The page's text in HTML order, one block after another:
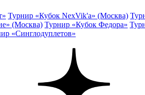
Турнир «Кубок NexVik'a» (Москва)
(Москва) Турнир «Кубок Федора»
«Синглодуплетов»